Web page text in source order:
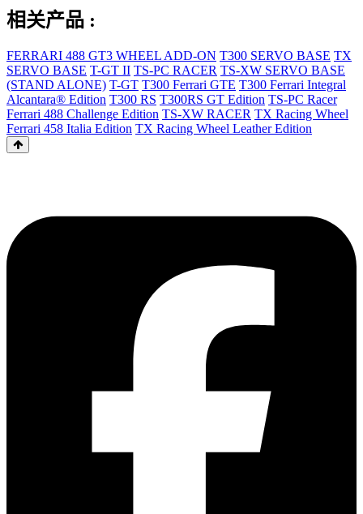
相关产品 :
FERRARI 488 GT3 WHEEL ADD-ON T300 SERVO BASE TX
SERVO BASE T-GT II TS-PC RACER TS-XW SERVO BASE
(STAND ALONE) T-GT T300 Ferrari GTE T300 Ferrari Integral
Alcantara® Edition T300 RS T300RS GT Edition TS-PC Racer
Ferrari 488 Challenge Edition TS-XW RACER TX Racing Wheel
Ferrari 458 Italia Edition TX Racing Wheel Leather Edition